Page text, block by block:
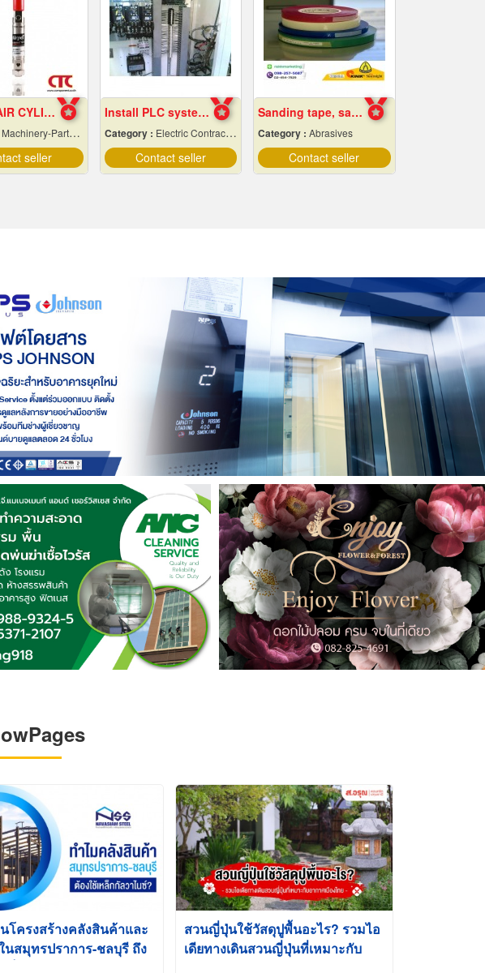
AIRPEL AIR CYLINDER รุ่น AC 2206 - 1 กระบอกลมนิวเมติกส์
Machinery-Parts & Supplies Wholesales & Manufacturers
seller
Install PLC system Rayong
Category : Electric Contractors-Industrial & Residential
Contact seller
Sanding tape, sandpaper
Category : Abrasives
Contact seller
โครงสร้างคลังสินค้าและ
นสมุทรปราการ-ชลบุรี ถึง
สวนญี่ปุ่นใช้วัสดุปูพื้นอะไร? รวมไอ
เดียทางเดินสวนญี่ปุ่นที่เหมาะกับ